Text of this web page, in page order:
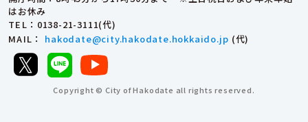
はお休み
TEL ：0138-21-3111(代)
MAIL ： hakodate@city.hakodate.hokkaido.jp (代)
Copyright © City of Hakodate all rights reserved.